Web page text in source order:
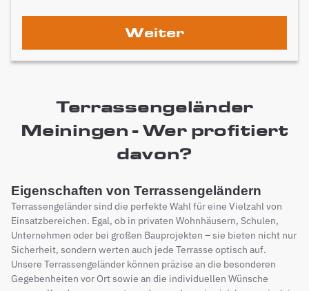
Weiter
Terrassengeländer
Meiningen - Wer profitiert
davon?
Eigenschaften von Terrassengeländern
Terrassengeländer sind die perfekte Wahl für eine Vielzahl von
Einsatzbereichen. Egal, ob in privaten Wohnhäusern, Schulen,
Unternehmen oder bei großen Bauprojekten – sie bieten nicht nur
Sicherheit, sondern werten auch jede Terrasse optisch auf.
Unsere Terrassengeländer können präzise an die besonderen
Gegebenheiten vor Ort sowie an die individuellen Wünsche